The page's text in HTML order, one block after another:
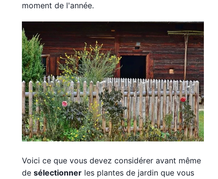
moment de l'année.
Voici ce que vous devez considérer avant même
de sélectionner les plantes de jardin que vous